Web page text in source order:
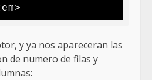
y ya nos apareceran las
de numero de filas y